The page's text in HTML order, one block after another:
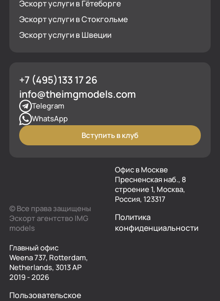
Эскорт услуги в Гётеборге
Эскорт услуги в Стокгольме
Эскорт услуги в Швеции
+7 (495)133 17 26
info@theimgmodels.com
Telegram
WhatsApp
Вступить в клуб
© Все права защищены
Эскорт агентство IMG
models
Офис в Москве
Пресненская наб., 8
строение 1, Москва,
Россия, 123317
Политика
конфиденциальности
Главный офис
Weena 737, Rotterdam,
Netherlands, 3013 AP
2019 - 2026
Пользовательское